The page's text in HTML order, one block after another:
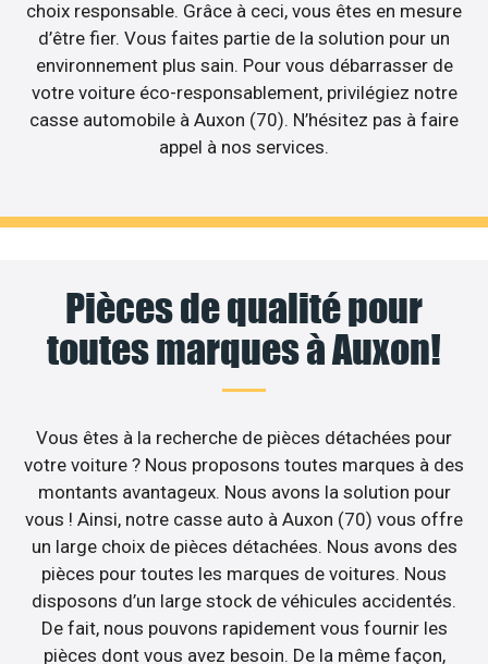
choix responsable. Grâce à ceci, vous êtes en mesure
d’être fier. Vous faites partie de la solution pour un
environnement plus sain. Pour vous débarrasser de
votre voiture éco-responsablement, privilégiez notre
casse automobile à Auxon (70). N’hésitez pas à faire
appel à nos services.
Pièces de qualité pour
toutes marques à Auxon!
Vous êtes à la recherche de pièces détachées pour
votre voiture ? Nous proposons toutes marques à des
montants avantageux. Nous avons la solution pour
vous ! Ainsi, notre casse auto à Auxon (70) vous offre
un large choix de pièces détachées. Nous avons des
pièces pour toutes les marques de voitures. Nous
disposons d’un large stock de véhicules accidentés.
De fait, nous pouvons rapidement vous fournir les
pièces dont vous avez besoin. De la même façon,